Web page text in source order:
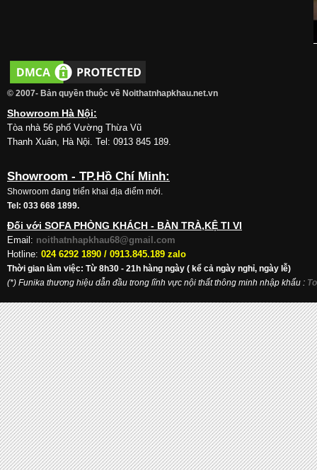
© 2007- Bản quyền thuộc về Noithatnhapkhau.net.vn
Showroom Hà Nội:
Tòa nhà 56 phố Vường Thừa Vũ
Thanh Xuân, Hà Nội. Tel: 0913 845 189.
Showroom - TP.Hồ Chí Minh:
Showroom đang triển khai địa điểm mới.
Tel: 033 668 1899.
Đối với SOFA PHÒNG KHÁCH - BÀN TRÀ,KỆ TI VI
Email: noithatnhapkhau68@gmail.com
Hotline: 024 6292 1890 / 0913.845.189 zalo
Thời gian làm việc: Từ 8h30 - 21h hàng ngày ( kể cả ngày nghỉ, ngày lễ)
(*) Funika thương hiệu dẫn đầu trong lĩnh vực nội thất thông minh nhập khẩu :